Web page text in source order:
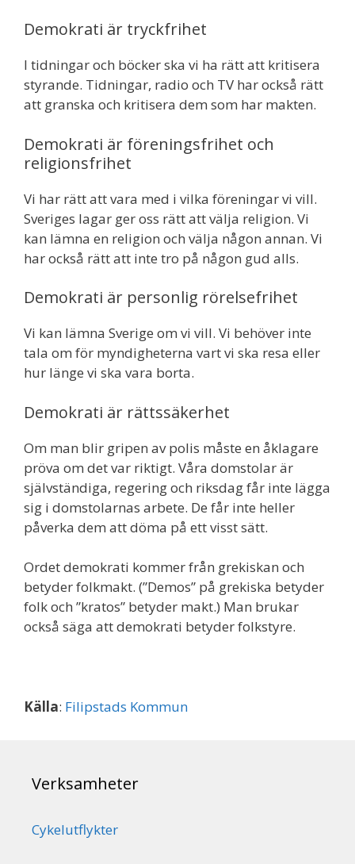
Demokrati är tryckfrihet
I tidningar och böcker ska vi ha rätt att kritisera
styrande. Tidningar, radio och TV har också rätt
att granska och kritisera dem som har makten.
Demokrati är föreningsfrihet och
religionsfrihet
Vi har rätt att vara med i vilka föreningar vi vill.
Sveriges lagar ger oss rätt att välja religion. Vi
kan lämna en religion och välja någon annan. Vi
har också rätt att inte tro på någon gud alls.
Demokrati är personlig rörelsefrihet
Vi kan lämna Sverige om vi vill. Vi behöver inte
tala om för myndigheterna vart vi ska resa eller
hur länge vi ska vara borta.
Demokrati är rättssäkerhet
Om man blir gripen av polis måste en åklagare
pröva om det var riktigt. Våra domstolar är
självständiga, regering och riksdag får inte lägga
sig i domstolarnas arbete. De får inte heller
påverka dem att döma på ett visst sätt.
Ordet demokrati kommer från grekiskan och
betyder folkmakt. (”Demos” på grekiska betyder
folk och ”kratos” betyder makt.) Man brukar
också säga att demokrati betyder folkstyre.
Källa: Filipstads Kommun
Verksamheter
Cykelutflykter